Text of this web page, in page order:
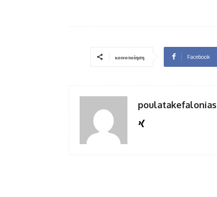
κοινοποίηση Facebook
poulatakefalonias